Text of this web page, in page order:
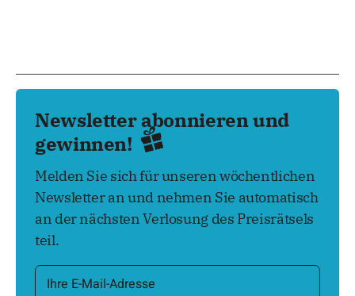
Newsletter abonnieren und
gewinnen!
Melden Sie sich für unseren wöchentlichen
Newsletter an und nehmen Sie automatisch
an der nächsten Verlosung des Preisrätsels
teil.